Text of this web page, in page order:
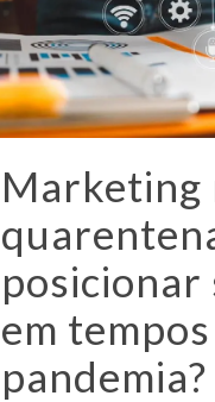
Marketing
posicionar
em
pandemia?